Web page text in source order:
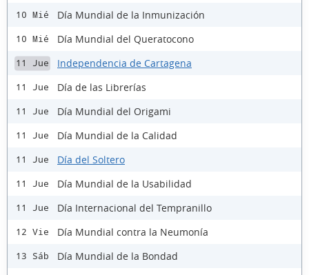
10 Mié Día Mundial de la Inmunización
10 Mié Día Mundial del Queratocono
11 Jue Independencia de Cartagena
11 Jue Día de las Librerías
11 Jue Día Mundial del Origami
11 Jue Día Mundial de la Calidad
11 Jue Día del Soltero
11 Jue Día Mundial de la Usabilidad
11 Jue Día Internacional del Tempranillo
12 Vie Día Mundial contra la Neumonía
13 Sáb
Día Mundial de la Bondad